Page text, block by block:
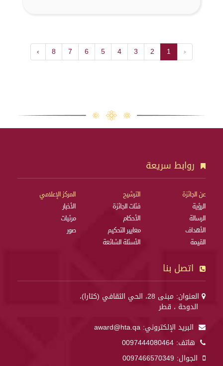
‹
1
2
3
4
5
6
7
8
›
روابط سريعة
عن الجائزة
الرؤية
الرسالة
الأهداف
القيمة
الترشيح
فئات الجائزة
الأحكام
معايير التحكيم
الأسئلة الشائعة
المركز الإعلامي
الأخبار
مرئيات
صور
اتصل بنا
العنوان: مبنى 28، الحي الثقافي (كتارا)،
الدوحة ، قطر
البريد الإلكتروني: award@hta.qa
هاتف: 0097444080464
الجوال: 0097466570349